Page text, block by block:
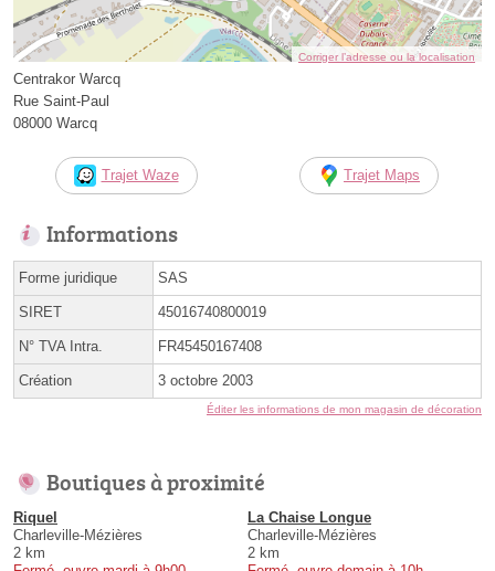
Corriger l’adresse ou la localisation
Centrakor Warcq
Rue Saint-Paul
08000 Warcq
Trajet Waze Trajet Maps
Informations
Forme juridique SAS
SIRET 45016740800019
N° TVA Intra. FR45450167408
Création 3 octobre 2003
Éditer les informations de mon magasin de décoration
Boutiques à proximité
Riquel
Charleville-Mézières
2 km
La Chaise Longue
Charleville-Mézières
2 km